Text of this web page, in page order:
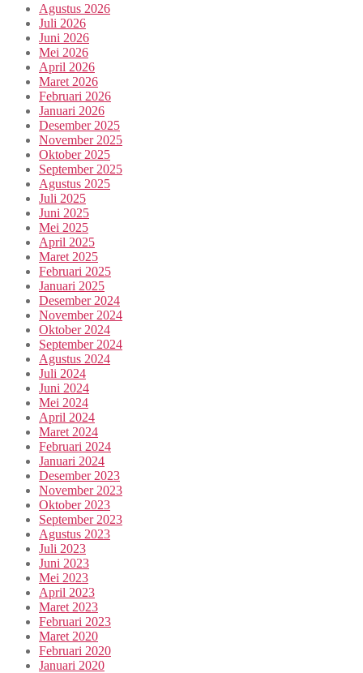
Agustus 2026
Juli 2026
Juni 2026
Mei 2026
April 2026
Maret 2026
Februari 2026
Januari 2026
Desember 2025
November 2025
Oktober 2025
September 2025
Agustus 2025
Juli 2025
Juni 2025
Mei 2025
April 2025
Maret 2025
Februari 2025
Januari 2025
Desember 2024
November 2024
Oktober 2024
September 2024
Agustus 2024
Juli 2024
Juni 2024
Mei 2024
April 2024
Maret 2024
Februari 2024
Januari 2024
Desember 2023
November 2023
Oktober 2023
September 2023
Agustus 2023
Juli 2023
Juni 2023
Mei 2023
April 2023
Maret 2023
Februari 2023
Maret 2020
Februari 2020
Januari 2020